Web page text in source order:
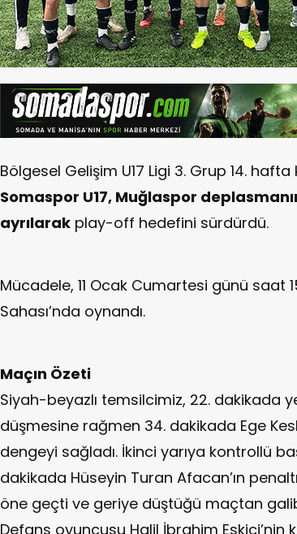
Bölgesel Gelişim U17 Ligi 3. Grup 14. hafta
Somaspor U17, Muğlaspor
ayrılarak play-off hedefini sürdürdü.
Mücadele, 11 Ocak Cumartesi günü saat
Sahası’nda oynandı.
Maçın Özeti
Siyah-beyazlı temsilcimiz, 22. dakikada
düşmesine rağmen 34. dakikada Ege
dengeyi sağladı. İkinci yarıya kontrollü
dakikada Hüseyin Turan Afacan’ın
öne geçti ve geriye düştüğü maçtan
Defans oyuncusu Halil İbrahim